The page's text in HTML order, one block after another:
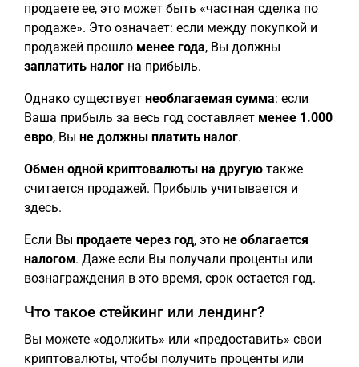
продаете ее, это может быть «частная сделка по
продаже». Это означает: если между покупкой и
продажей прошло менее года, Вы должны
заплатить налог на прибыль.
Однако существует необлагаемая сумма: если
Ваша прибыль за весь год составляет менее 1.000
евро, Вы не должны платить налог.
Обмен одной криптовалюты на другую также
считается продажей. Прибыль учитывается и
здесь.
Если Вы продаете через год, это не облагается
налогом. Даже если Вы получали проценты или
вознаграждения в это время, срок остается год.
Что такое стейкинг или лендинг?
Вы можете «одолжить» или «предоставить» свои
криптовалюты, чтобы получить проценты или